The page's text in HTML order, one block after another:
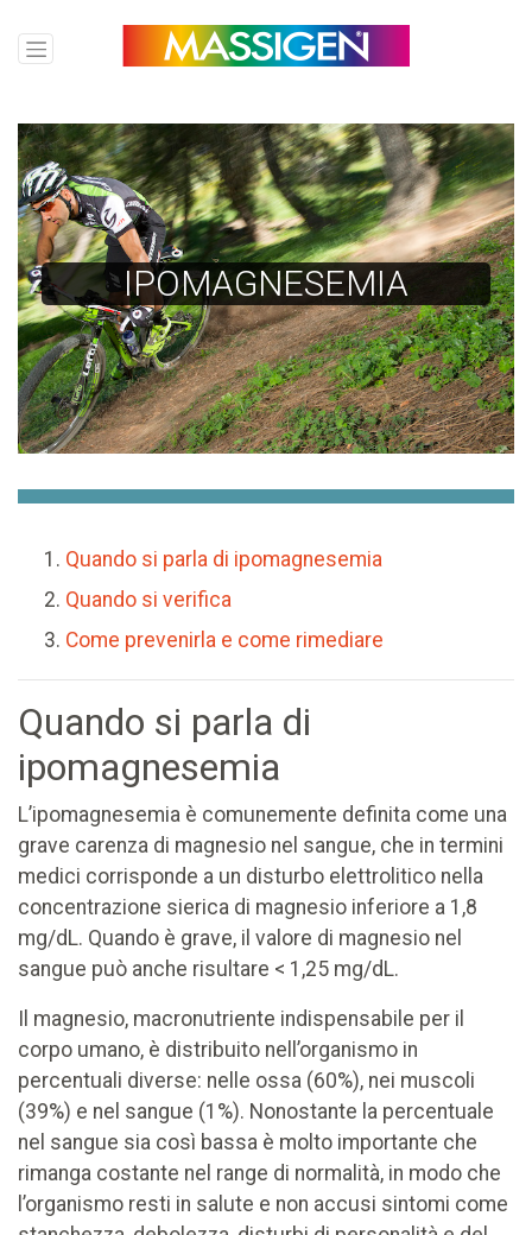
IPOMAGNESEMIA
Quando si parla di ipomagnesemia
Quando si verifica
Come prevenirla e come rimediare
Quando si parla di
ipomagnesemia
L’ipomagnesemia è comunemente definita come una
grave carenza di magnesio nel sangue, che in termini
medici corrisponde a un disturbo elettrolitico nella
concentrazione sierica di magnesio inferiore a 1,8
mg/dL. Quando è grave, il valore di magnesio nel
sangue può anche risultare < 1,25 mg/dL.
Il magnesio, macronutriente indispensabile per il
corpo umano, è distribuito nell’organismo in
percentuali diverse: nelle ossa (60%), nei muscoli
(39%) e nel sangue (1%). Nonostante la percentuale
nel sangue sia così bassa è molto importante che
rimanga costante nel range di normalità, in modo che
l’organismo resti in salute e non accusi sintomi come